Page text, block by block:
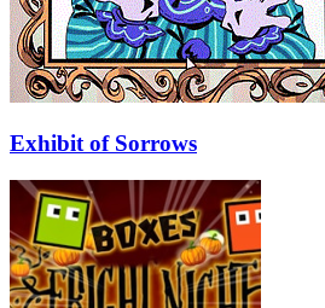
Exhibit of Sorrows